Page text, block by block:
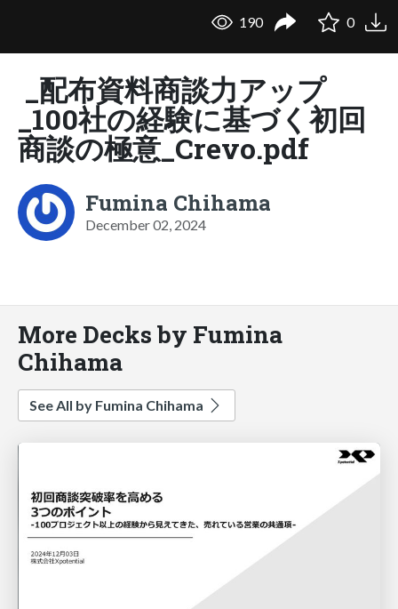
190 0
_配布資料商談力アップ
_100社の経験に基づく初回
商談の極意_Crevo.pdf
Fumina Chihama
December 02, 2024
More Decks by Fumina
Chihama
See All by Fumina Chihama